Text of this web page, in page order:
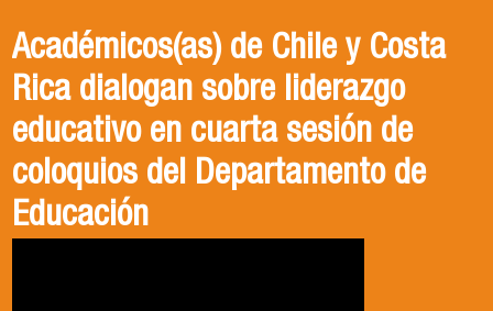
Académicos(as) de Chile y Costa
Rica dialogan sobre liderazgo
educativo en cuarta sesión de
coloquios del Departamento de
Educación